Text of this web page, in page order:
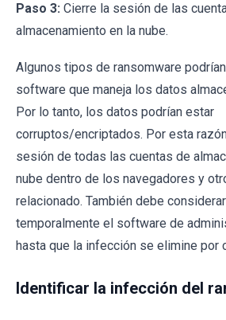
Paso 3: Cierre la sesión de las
almacenamiento en la nube.
Algunos tipos de ransomware
software que maneja los datos
Por lo tanto, los datos podrían estar
corruptos/encriptados. Por esta
sesión de todas las cuentas de
nube dentro de los navegadores y
relacionado. También debe
temporalmente el software de
hasta que la infección se elimine por
Identificar la infección del